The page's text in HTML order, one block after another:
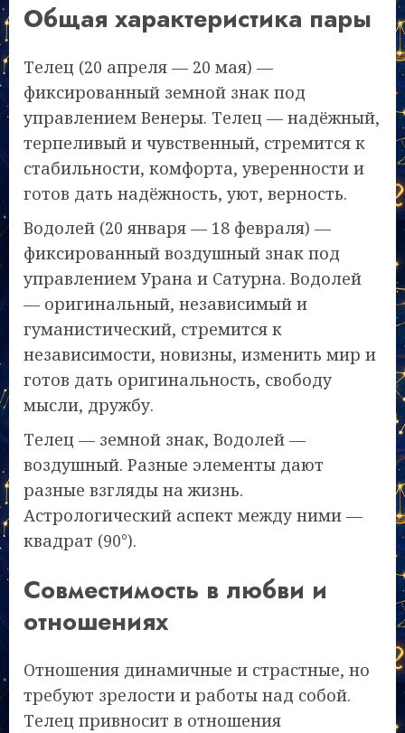
Общая характеристика пары
Телец (20 апреля — 20 мая) —
фиксированный земной знак под
управлением Венеры. Телец — надёжный,
терпеливый и чувственный, стремится к
стабильности, комфорта, уверенности и
готов дать надёжность, уют, верность.
Водолей (20 января — 18 февраля) —
фиксированный воздушный знак под
управлением Урана и Сатурна. Водолей
— оригинальный, независимый и
гуманистический, стремится к
независимости, новизны, изменить мир и
готов дать оригинальность, свободу
мысли, дружбу.
Телец — земной знак, Водолей —
воздушный. Разные элементы дают
разные взгляды на жизнь.
Астрологический аспект между ними —
квадрат (90°).
Совместимость в любви и
отношениях
Отношения динамичные и страстные, но
требуют зрелости и работы над собой.
Телец привносит в отношения